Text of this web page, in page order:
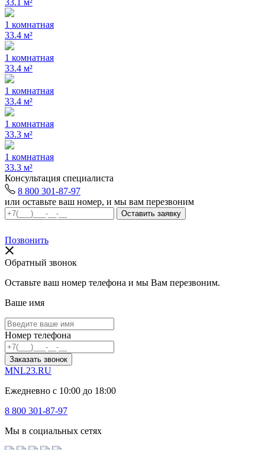
1 комнатная
33.4 м²
1 комнатная
33.4 м²
1 комнатная
33.4 м²
1 комнатная
33.3 м²
1 комнатная
33.3 м²
Консультация специалиста
8 800 301-87-97
или оставьте ваш номер, и мы вам перезвоним
Позвонить
Обратный звонок
Оставьте ваш номер телефона и мы Вам перезвоним.
Ваше имя
Номер телефона
Заказать звонок
MNL23.RU
Ежедневно с 10:00 до 18:00
8 800 301-87-97
Мы в социальных сетях